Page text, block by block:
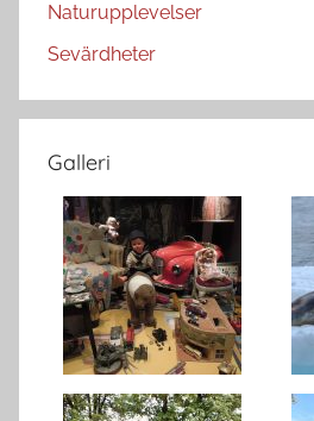
Naturupplevelser
Sevärdheter
Galleri